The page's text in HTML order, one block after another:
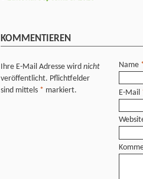
KOMMENTIEREN
Ihre E-Mail Adresse wird nicht
veröffentlicht. Pflichtfelder
sind mittels * markiert.
Name
E-Mail